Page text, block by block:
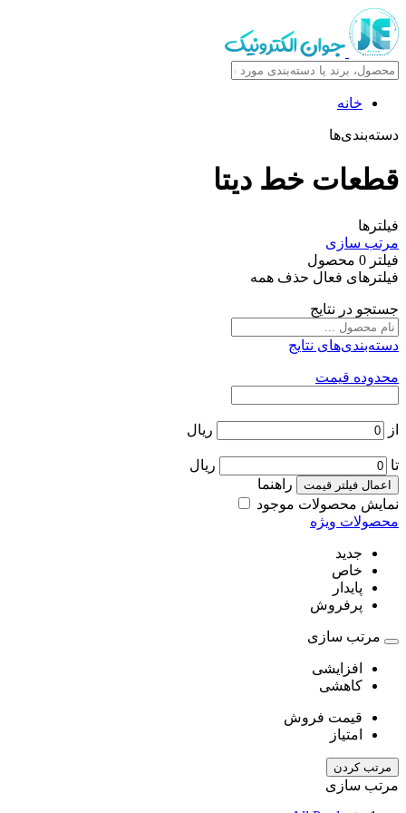
خانه
دسته‌بندی‌ها
قطعات خط دیتا
فیلترها
مرتب سازی
فیلتر 0 محصول
فیلترهای فعال حذف همه
جستجو در نتایج
دسته‌بندی‌های نتایج
محدوده قیمت
از ریال
تا ریال
اعمال فیلتر قیمت
راهنما
نمایش محصولات موجود
محصولات ویژه
جدید
خاص
پایدار
پرفروش
مرتب سازی
افزایشی
کاهشی
قیمت فروش
امتیاز
مرتب کردن
مرتب سازی